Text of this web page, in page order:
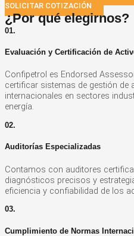
SOLICITAR COTIZACIÓN
¿Por qué elegirnos?
01.
Evaluación y Certificación de
Confipetrol es Endorsed
certificar sistemas de gestión de
internacionales en sectores
energía.
02.
Auditorías Especializadas
Contamos con auditores
diagnósticos precisos y
eficiencia y confiabilidad de los
03.
Cumplimiento de Normas